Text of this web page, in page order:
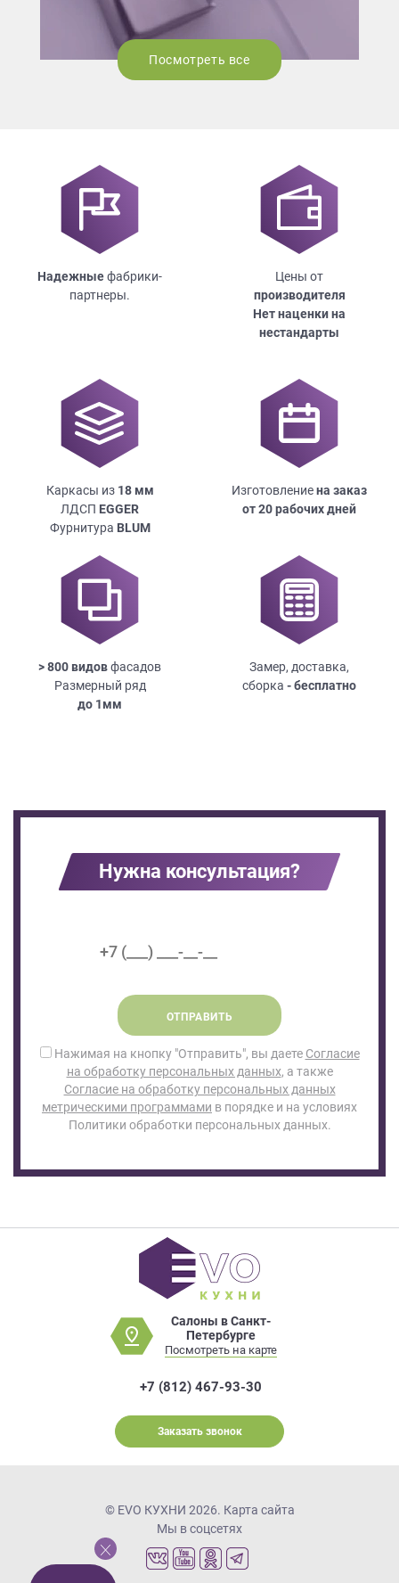
Посмотреть все
Надежныефабрики-
партнеры.
Цены от
производителя
Нет наценки на
нестандарты
Каркасы из 18мм
ЛДСП EGGER
Фурнитура BLUM
Изготовлениена заказ
от 20 рабочих дней
> 800 видовфасадов
Размерный ряд
до 1мм
Замер, доставка,
сборка - бесплатно
Нужна консультация?
ОТПРАВИТЬ
Нажимая на кнопку "Отправить", вы даете Согласие
на обработку персональных данных, а также
Согласие на обработку персональных данных
метрическими программами в порядке и на условиях
Политики обработки персональных данных.
Салоны в Санкт-
Петербурге
Посмотреть на карте
+7 (812) 467-93-30
Заказать звонок
© EVO КУХНИ 2026. Карта сайта
Мы в соцсетях